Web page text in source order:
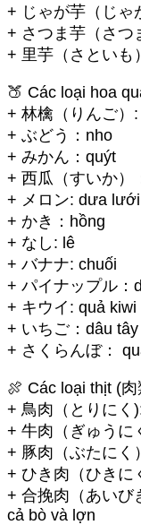
+ じゃが芋（じゃ
+ さつま芋（さつ
+ 里芋（さといも
🍑 Các loại hoa
+ 林檎（りんご）
+ ぶどう：nho
+ みかん：quýt
+ 西瓜（すいか）
+ メロン: dưa lưới
+ かき：hồng
+ なし: lê
+ バナナ: chuối
+ パイナップル：
+ キウイ: quả kiwi
+ いちご：dâu tây
+ さくらんぼ：
🍖 Các loại thịt (肉
+ 鳥肉（とりにく
+ 牛肉（ぎゅうに
+ 豚肉（ぶたにく
+ ひき肉（ひきに
+ 合挽肉（あいび
cả bò và lợn